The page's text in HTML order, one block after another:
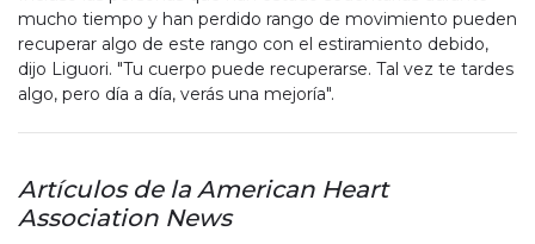
mucho tiempo y han perdido rango de movimiento pueden
recuperar algo de este rango con el estiramiento debido,
dijo Liguori. "Tu cuerpo puede recuperarse. Tal vez te tardes
algo, pero día a día, verás una mejoría".
Artículos de la American Heart
Association News